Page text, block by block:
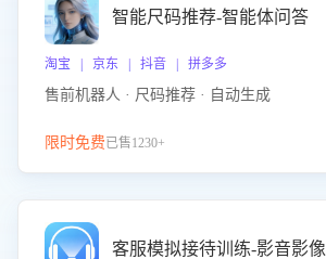
智能尺码推荐-智能体问答
淘宝 | 京东 | 抖音 | 拼多多
售前机器人 · 尺码推荐 · 自动生成
限时免费已售1230+
客服模拟接待训练-影音影像